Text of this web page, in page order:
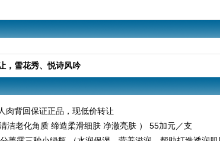
，雪花秀、悦诗风吟
肉背回保证正品，现低价转让
洁老化角质 缔造柔滑细肤 净澈亮肤 ） 55加元／支